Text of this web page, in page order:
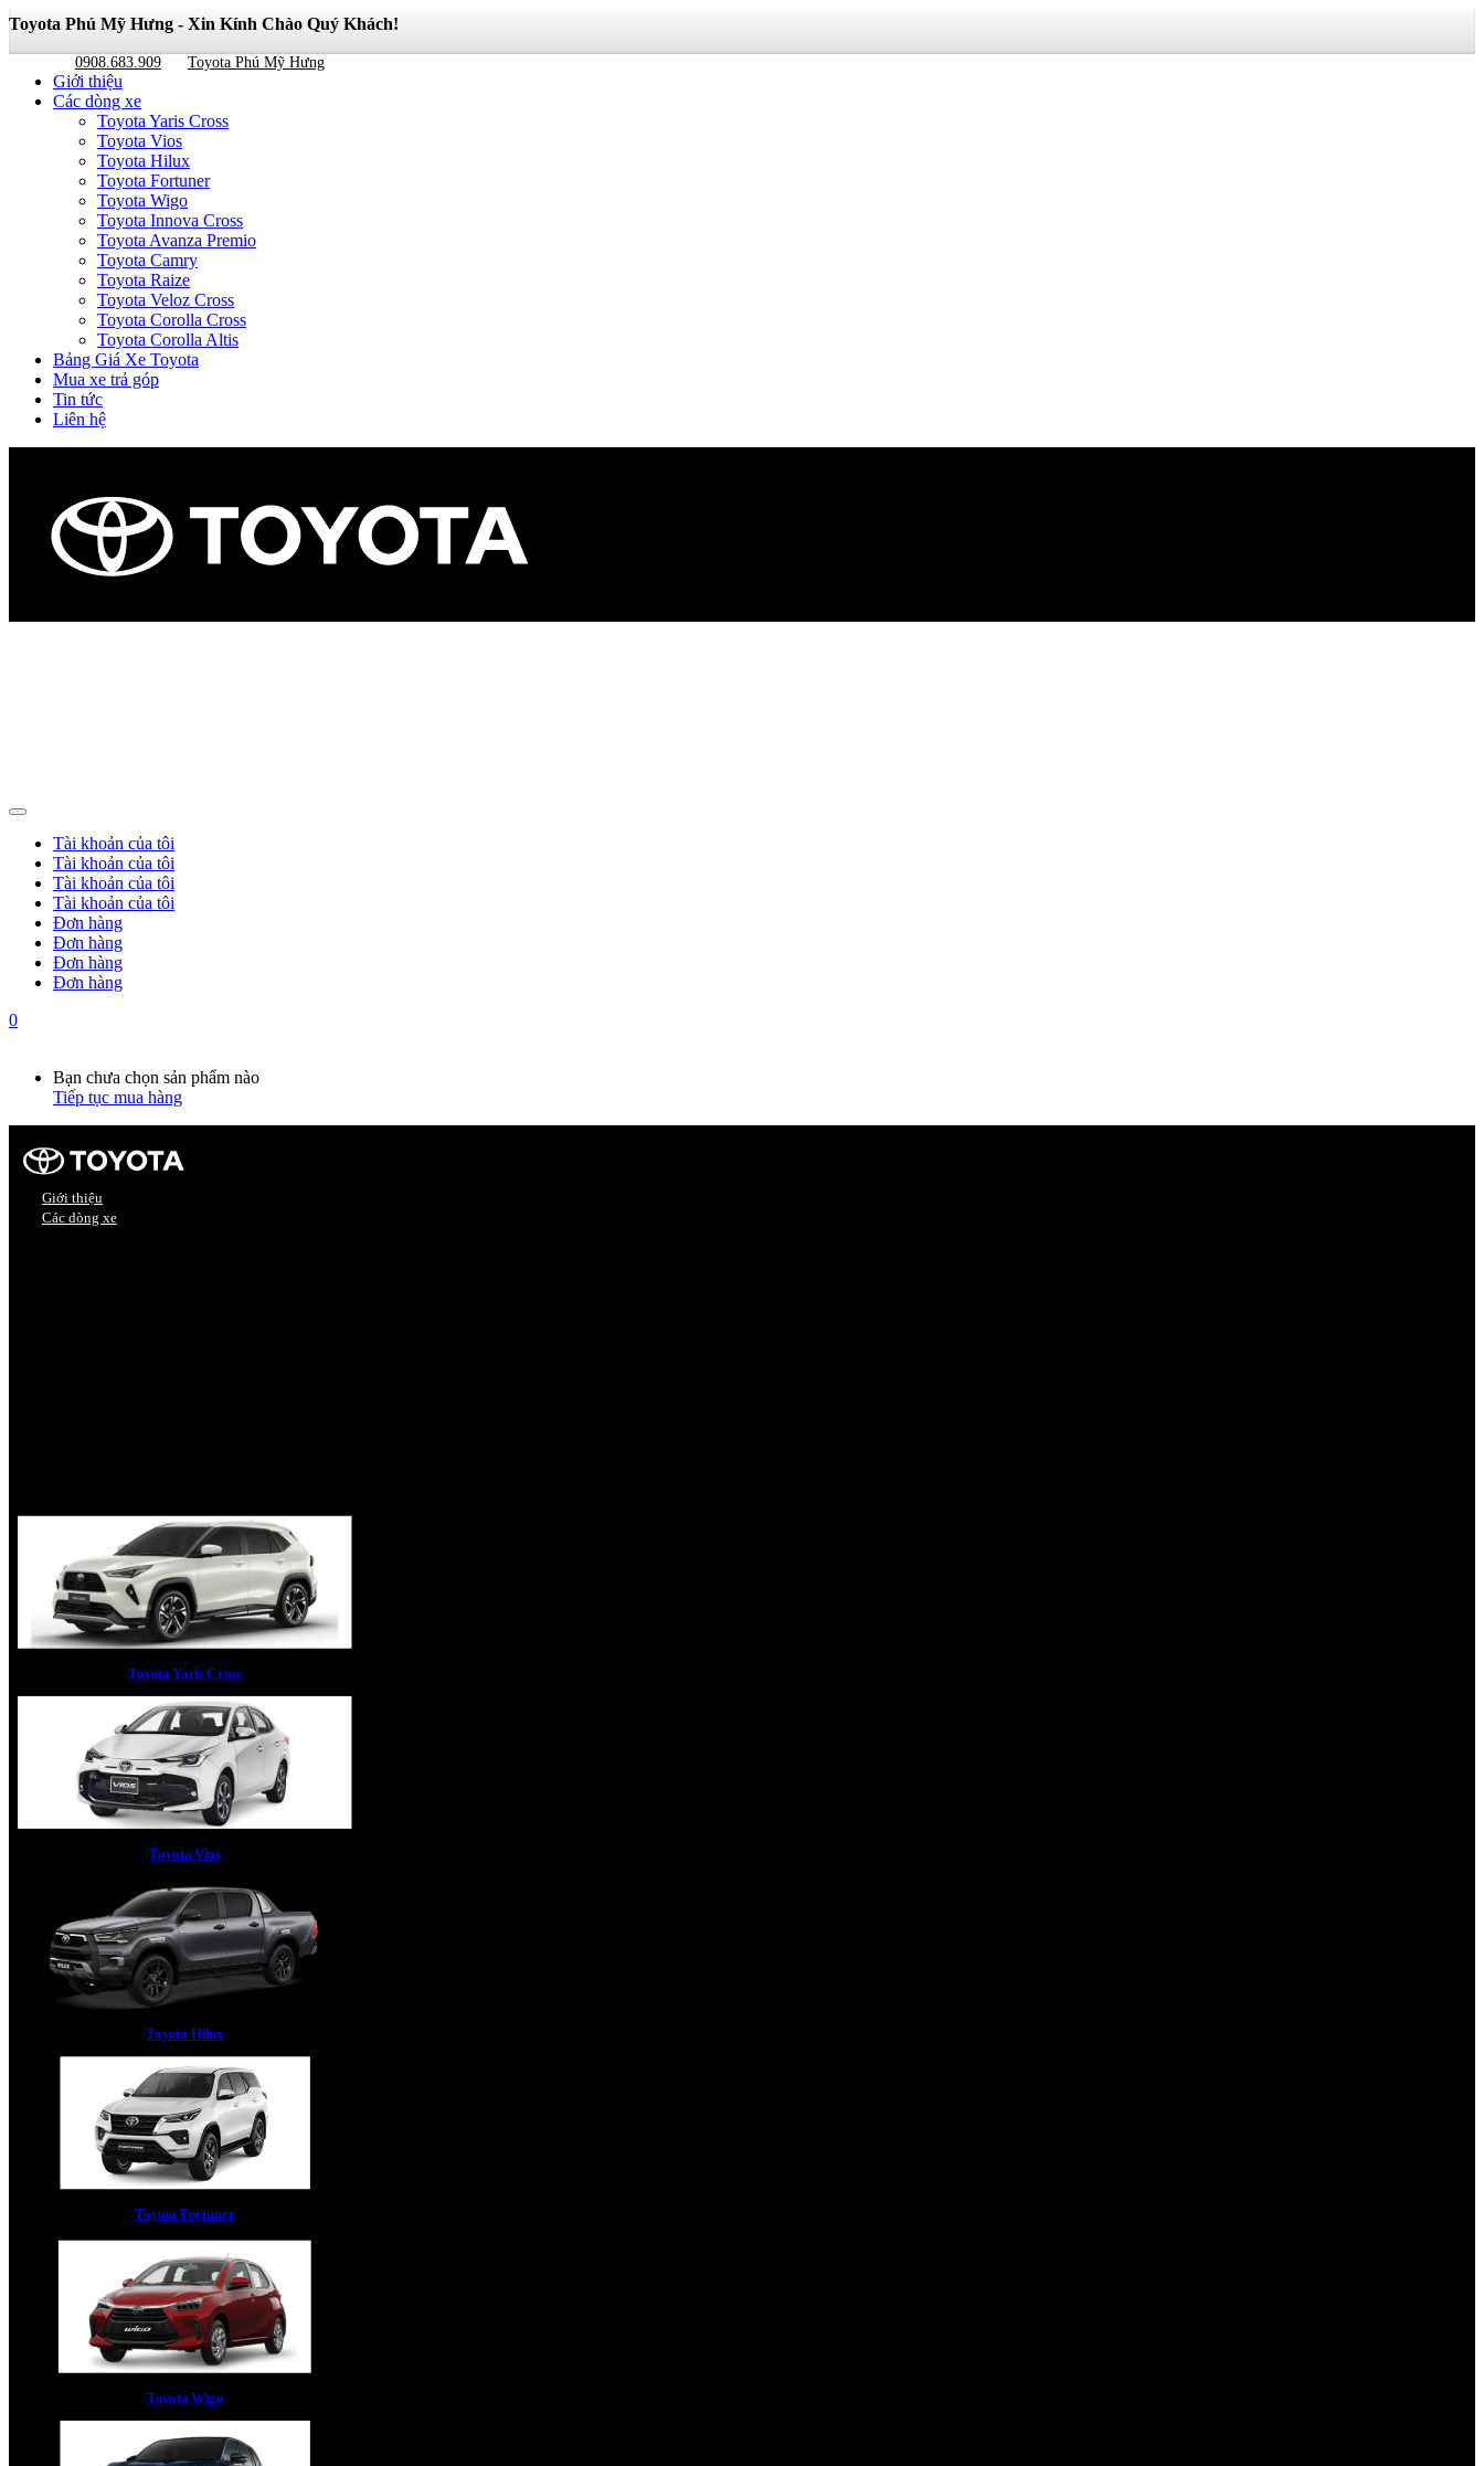
Toyota Phú Mỹ Hưng - Xin Kính Chào Quý Khách!
0908.683.909 Toyota Phú Mỹ Hưng
Giới thiệu
Các dòng xe
Toyota Yaris Cross
Toyota Vios
Toyota Hilux
Toyota Fortuner
Toyota Wigo
Toyota Innova Cross
Toyota Avanza Premio
Toyota Camry
Toyota Raize
Toyota Veloz Cross
Toyota Corolla Cross
Toyota Corolla Altis
Bảng Giá Xe Toyota
Mua xe trả góp
Tin tức
Liên hệ
Tài khoản của tôi
Tài khoản của tôi
Tài khoản của tôi
Tài khoản của tôi
Đơn hàng
Đơn hàng
Đơn hàng
Đơn hàng
0
Bạn chưa chọn sản phẩm nào
Tiếp tục mua hàng
Giới thiệu
Các dòng xe
Toyota Yaris Cross
Toyota Vios
Toyota Hilux
Toyota Fortuner
Toyota Wigo